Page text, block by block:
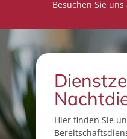
Besuchen Sie
Hier finden Sie